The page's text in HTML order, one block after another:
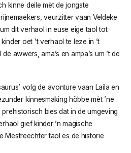
kinne deile mèt de jongste
veurzitter vaan Veldeke
um dit verhaol in euse eige taol tot
oet ’t verhaol te leze in ’t
awwers, ama’s en ampa’s um ’t de
volg de avonture vaan Laila en
kinnesmaking höbbe mèt ’ne
bies dat in de umgeving
gief kinder ’n magische
Mestreechter taol es de historie